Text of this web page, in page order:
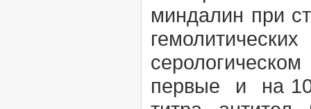
миндалин при
первые и на